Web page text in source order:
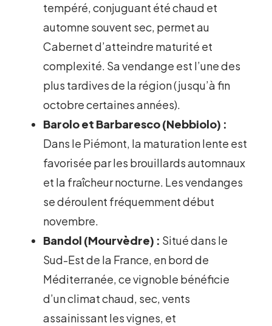
tempéré, conjuguant été chaud et
automne souvent sec, permet au
Cabernet d’atteindre maturité et
complexité. Sa vendange est l’une des
plus tardives de la région (jusqu’à fin
octobre certaines années).
Barolo et Barbaresco (Nebbiolo) :
Dans le Piémont, la maturation lente est
favorisée par les brouillards automnaux
et la fraîcheur nocturne. Les vendanges
se déroulent fréquemment début
novembre.
Bandol (Mourvèdre) : Situé dans le
Sud-Est de la France, en bord de
Méditerranée, ce vignoble bénéficie
d’un climat chaud, sec, vents
assainissant les vignes, et